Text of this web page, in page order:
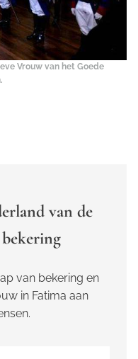
Vrouw van het Goede
van de
van bekering en
in Fatima aan